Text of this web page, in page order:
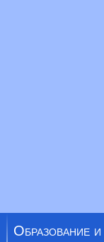
Образование